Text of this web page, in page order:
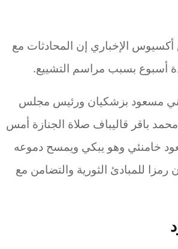
الإخباري إن المحادثات مع
أسبوع بسبب مراسم التشييع.
مسعود بزشكيان ورئيس مجلس
باقر قاليباف صلاة الجنازة أمس
خامنئي وهو يبكي ويمسح دموعه
رمزا للمبادئ الثورية والتضامن مع